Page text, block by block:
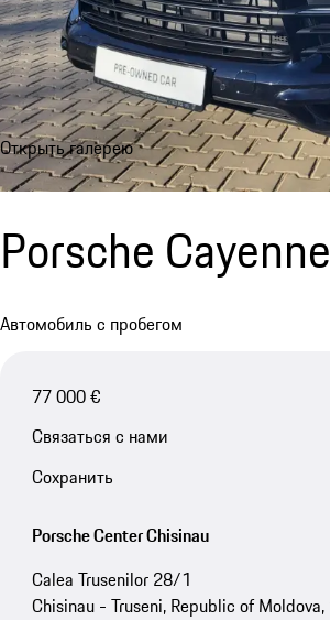
Открыть галерею
Porsche
Автомобиль с пробегом
77 000 €
Связаться с нами
Сохранить
Porsche Center Chisinau
Calea Trusenilor 28/1
Chisinau - Truseni, Republic of